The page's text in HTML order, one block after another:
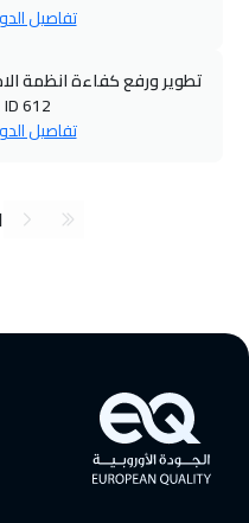
تفاصيل
تطوير ورفع كفاءة انظمة
ID 612
تفاصيل